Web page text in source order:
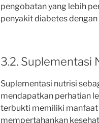
pengobatan yang lebih
penyakit diabetes
3.2. Suplementasi
Suplementasi nutrisi
mendapatkan perhatian
terbukti memiliki manfaat
mempertahankan